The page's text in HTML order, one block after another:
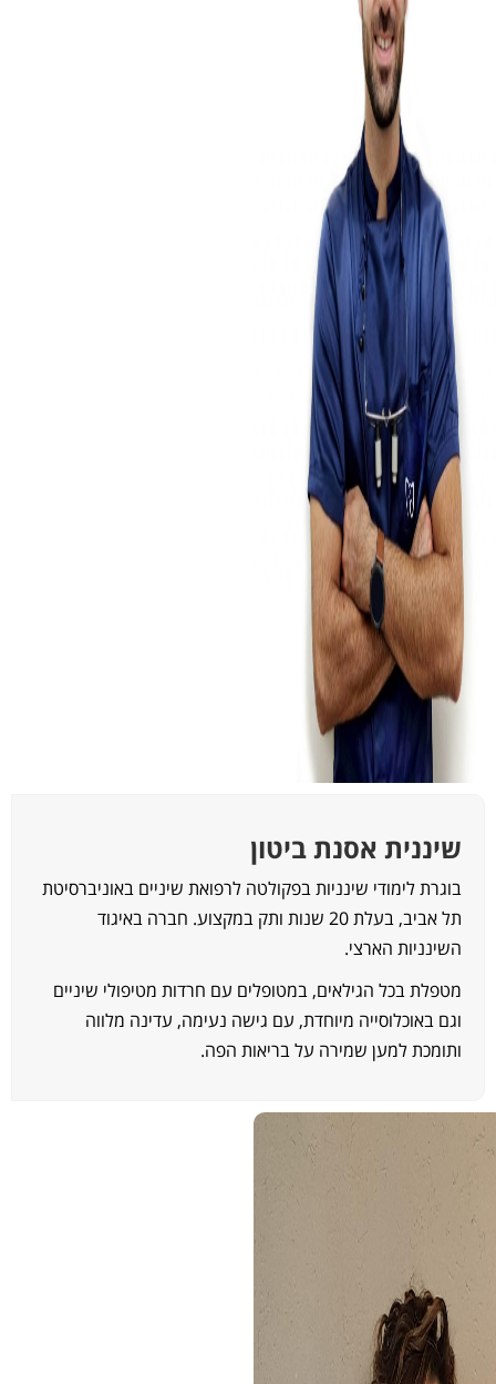
שיננית אסנת ביטון
בוגרת לימודי שינניות בפקולטה לרפואת שיניים באוניברסיטת
תל אביב, בעלת 20 שנות ותק במקצוע. חברה באיגוד
השינניות הארצי.
מטפלת בכל הגילאים, במטופלים עם חרדות מטיפולי שיניים
וגם באוכלוסייה מיוחדת, עם גישה נעימה, עדינה מלווה
ותומכת למען שמירה על בריאות הפה.